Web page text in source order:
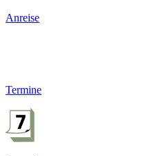
Anreise
Termine